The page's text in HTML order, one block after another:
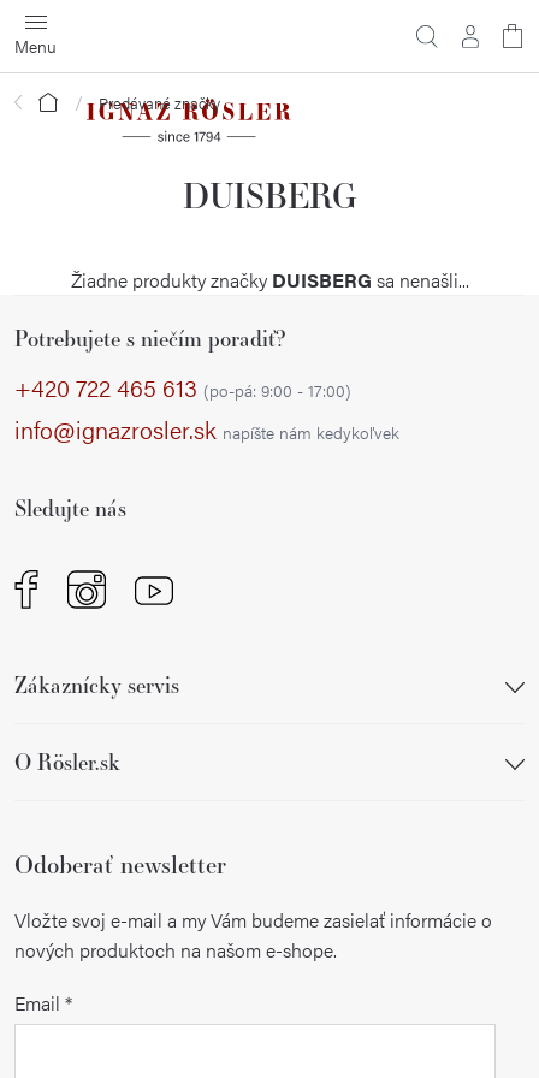
Prejsť
na
obsah
Domov Predávané značky
DUISBERG
Žiadne produkty značky DUISBERG sa nenašli...
Potrebujete s niečím poradiť?
+420 722 465 613 (po-pá: 9:00 - 17:00)
info@ignazrosler.sk napíšte nám kedykoľvek
Sledujte nás
Zákaznícky servis
O Rösler.sk
Odoberať newsletter
Vložte svoj e-mail a my Vám budeme zasielať informácie o
nových produktoch na našom e-shope.
Email